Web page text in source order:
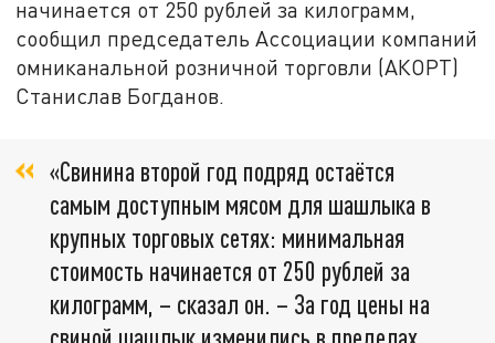
начинается от 250 рублей за килограмм,
сообщил председатель Ассоциации компаний
омниканальной розничной торговли (АКОРТ)
Станислав Богданов.
«Свинина второй год подряд остаётся
самым доступным мясом для шашлыка в
крупных торговых сетях: минимальная
стоимость начинается от 250 рублей за
килограмм, – сказал он. – За год цены на